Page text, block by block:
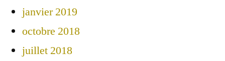
janvier 2019
octobre 2018
juillet 2018